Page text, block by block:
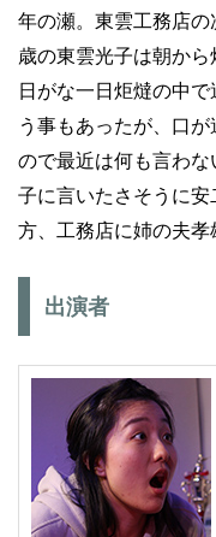
年の瀬。東雲工務店
歳の東雲光子は朝から
日がな一日炬燵の中
う事もあったが、口
ので最近は何も言わ
子に言いたさそうに
方、工務店に姉の夫
出演者